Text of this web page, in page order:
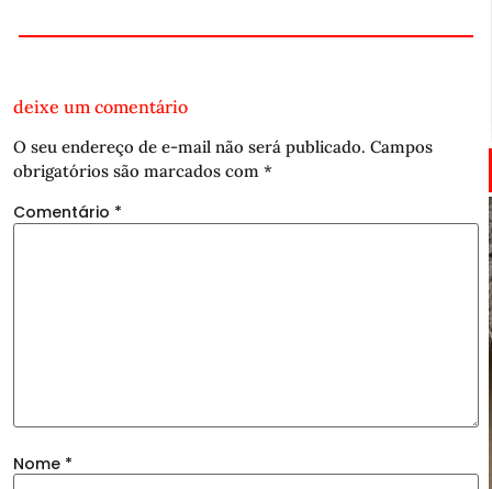
deixe um comentário
O seu endereço de e-mail não será publicado. Campos
obrigatórios são marcados com *
Comentário *
Nome *